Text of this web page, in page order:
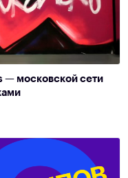
— московской сети